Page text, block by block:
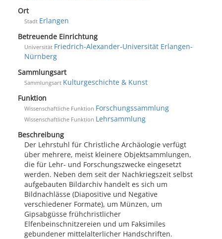
Ort
Stadt Erlangen
Betreuende Einrichtung
Universität Friedrich-Alexander-Universität Erlangen-
Nürnberg
Sammlungsart
Sammlungsart Kulturgeschichte & Kunst
Funktion
Wissenschaftliche Funktion Forschungssammlung
Wissenschaftliche Funktion Lehrsammlung
Beschreibung
Der Lehrstuhl für Christliche Archäologie verfügt
über mehrere, meist kleinere Objektsammlungen,
die für Lehr- und Forschungszwecke eingesetzt
werden. Neben dem seit der Nachkriegszeit selbst
aufgebauten Bildarchiv handelt es sich um
Bildnachlässe (Diapositive und Negative
verschiedener Formate), um Münzen, um
Gipsabgüsse frühchristlicher
Elfenbeinschnitzereien und um Faksimiles
gebundener mittelalterlicher Handschriften.